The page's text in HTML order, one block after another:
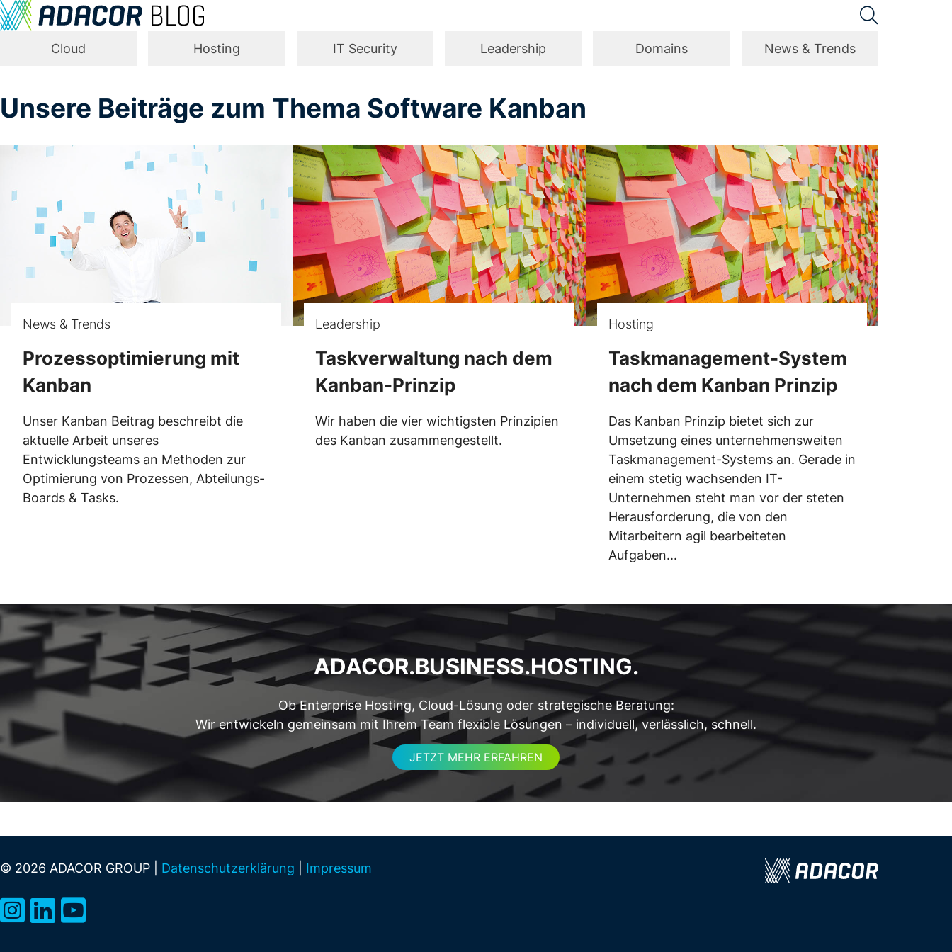
Cloud Hosting IT Security Leadership Domains News & Trends
Unsere Beiträge zum Thema Software Kanban
News & Trends
Prozessoptimierung mit
Kanban
Unser Kanban Beitrag beschreibt die
aktuelle Arbeit unseres
Entwicklungsteams an Methoden zur
Optimierung von Prozessen, Abteilungs-
Boards & Tasks.
Leadership
Taskverwaltung nach dem
Kanban-Prinzip
Wir haben die vier wichtigsten Prinzipien
des Kanban zusammengestellt.
Hosting
Taskmanagement-System
nach dem Kanban Prinzip
Das Kanban Prinzip bietet sich zur
Umsetzung eines unternehmensweiten
Taskmanagement-Systems an. Gerade in
einem stetig wachsenden IT-
Unternehmen steht man vor der steten
Herausforderung, die von den
Mitarbeitern agil bearbeiteten
Aufgaben...
ADACOR.BUSINESS.HOSTING.
Ob Enterprise Hosting, Cloud-Lösung oder strategische Beratung:
Wir entwickeln gemeinsam mit Ihrem Team flexible Lösungen – individuell, verlässlich, schnell.
JETZT MEHR ERFAHREN
© 2026 ADACOR GROUP | Datenschutzerklärung Impressum